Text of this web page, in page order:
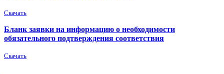
Скачать
Бланк заявки на информацию о необходимости
обязательного подтверждения соответствия
Скачать